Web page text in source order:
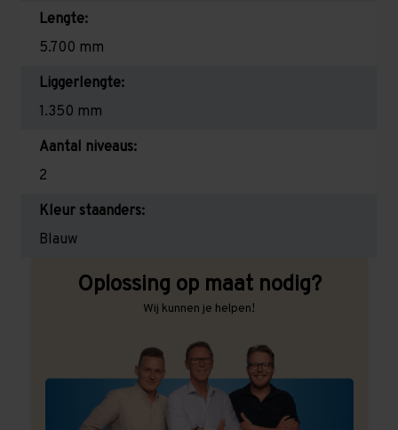
Lengte:
5.700 mm
Liggerlengte:
1.350 mm
Aantal niveaus:
2
Kleur staanders:
Blauw
Oplossing op maat nodig?
Wij kunnen je helpen!